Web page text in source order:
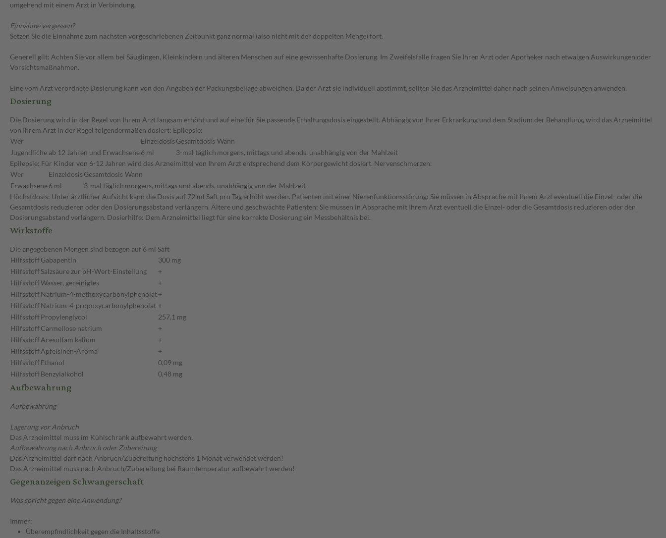
umgehend mit einem Arzt in Verbindung.
Einnahme vergessen?
Setzen Sie die Einnahme zum nächsten vorgeschriebenen Zeitpunkt ganz normal (also nicht mit der doppelten Menge) fort.
Generell gilt: Achten Sie vor allem bei Säuglingen, Kleinkindern und älteren Menschen auf eine gewissenhafte Dosierung. Im Zweifelsfalle fragen Sie Ihren Arzt oder Apotheker nach etwaigen Auswirkungen oder
Vorsichtsmaßnahmen.
Eine vom Arzt verordnete Dosierung kann von den Angaben der Packungsbeilage abweichen. Da der Arzt sie individuell abstimmt, sollten Sie das Arzneimittel daher nach seinen Anweisungen anwenden.
Dosierung
Die Dosierung wird in der Regel von Ihrem Arzt langsam erhöht und auf eine für Sie passende Erhaltungsdosis eingestellt. Abhängig von Ihrer Erkrankung und dem Stadium der Behandlung, wird das Arzneimittel
von Ihrem Arzt in der Regel folgendermaßen dosiert: Epilepsie:
Wer
Einzeldosis Gesamtdosis Wann
Jugendliche ab 12 Jahren und Erwachsene6 ml 3-mal täglich morgens, mittags und abends, unabhängig von der Mahlzeit
Epilepsie: Für Kinder von 6-12 Jahren wird das Arzneimittel von Ihrem Arzt entsprechend dem Körpergewicht dosiert. Nervenschmerzen:
Wer
Einzeldosis Gesamtdosis Wann
Erwachsene6 ml 3-mal täglich morgens, mittags und abends, unabhängig von der Mahlzeit
Höchstdosis: Unter ärztlicher Aufsicht kann die Dosis auf 72 ml Saft pro Tag erhöht werden. Patienten mit einer Nierenfunktionsstörung: Sie müssen in Absprache mit Ihrem Arzt eventuell die Einzel- oder die
Gesamtdosis reduzieren oder den Dosierungsabstand verlängern. Ältere und geschwächte Patienten: Sie müssen in Absprache mit Ihrem Arzt eventuell die Einzel- oder die Gesamtdosis reduzieren oder den
Dosierungsabstand verlängern. Dosierhilfe: Dem Arzneimittel liegt für eine korrekte Dosierung ein Messbehältnis bei.
Wirkstoffe
Die angegebenen Mengen sind bezogen auf 6 ml Saft
HilfsstoffGabapentin
300 mg
HilfsstoffSalzsäure zur pH-Wert-Einstellung
+
HilfsstoffWasser, gereinigtes
+
HilfsstoffNatrium-4-methoxycarbonylphenolat+
HilfsstoffNatrium-4-propoxycarbonylphenolat +
HilfsstoffPropylenglycol
257,1 mg
HilfsstoffCarmellose natrium
+
HilfsstoffAcesulfam kalium
+
HilfsstoffApfelsinen-Aroma
+
HilfsstoffEthanol
0,09 mg
HilfsstoffBenzylalkohol 0,48 mg
Aufbewahrung
Aufbewahrung
Lagerung vor Anbruch
Das Arzneimittel muss im Kühlschrank aufbewahrt werden.
Aufbewahrung nach Anbruch oder Zubereitung
Das Arzneimittel darf nach Anbruch/Zubereitung höchstens 1 Monat verwendet werden!
Das Arzneimittel muss nach Anbruch/Zubereitung bei Raumtemperatur aufbewahrt werden!
Gegenanzeigen Schwangerschaft
Was spricht gegen eine Anwendung?
Immer:
Überempfindlichkeit gegen die Inhaltsstoffe